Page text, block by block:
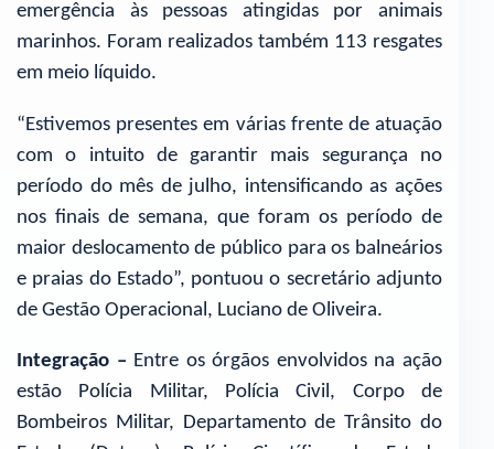
emergência às pessoas atingidas por animais
marinhos. Foram realizados também 113 resgates
em meio líquido.
“Estivemos presentes em várias frente de atuação
com o intuito de garantir mais segurança no
período do mês de julho, intensificando as ações
nos finais de semana, que foram os período de
maior deslocamento de público para os balneários
e praias do Estado”, pontuou o secretário adjunto
de Gestão Operacional, Luciano de Oliveira.
Integração – Entre os órgãos envolvidos na ação
estão Polícia Militar, Polícia Civil, Corpo de
Bombeiros Militar, Departamento de Trânsito do